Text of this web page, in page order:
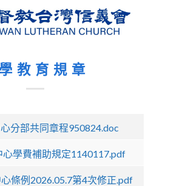
教育規章
分部共同章程950824.doc
心學費補助規定1140117.pdf
條例2026.05.7第4次修正.pdf